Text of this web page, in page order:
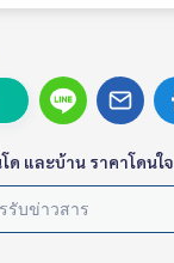
ด และบ้าน ราคาโดนใจ